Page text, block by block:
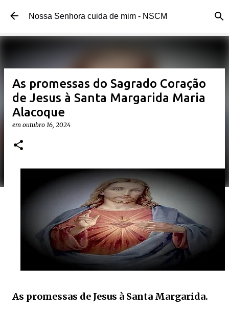
Pular para o conteúdo principal
Nossa Senhora cuida de mim - NSCM
As promessas do Sagrado Coração
de Jesus à Santa Margarida Maria
Alacoque
em outubro 16, 2024
As promessas de Jesus à Santa Margarida.